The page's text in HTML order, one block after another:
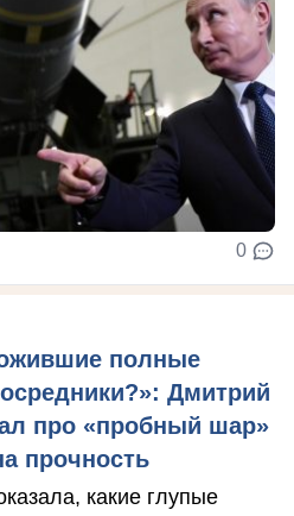
0
полные
Дмитрий
про «пробный шар»
прочность
какие глупые